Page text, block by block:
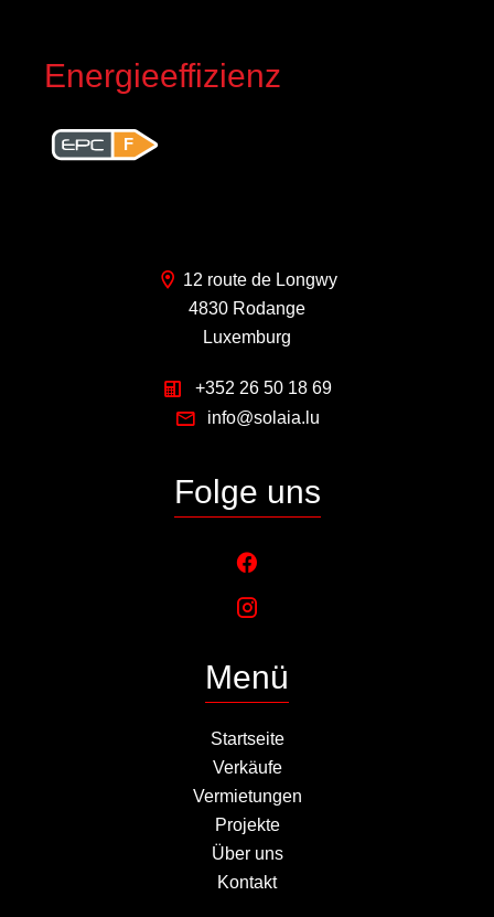
Energieeffizienz
F
12 route de Longwy
4830 Rodange
Luxemburg
+352 26 50 18 69
info@solaia.lu
Folge uns
Menü
Startseite
Verkäufe
Vermietungen
Projekte
Über uns
Kontakt